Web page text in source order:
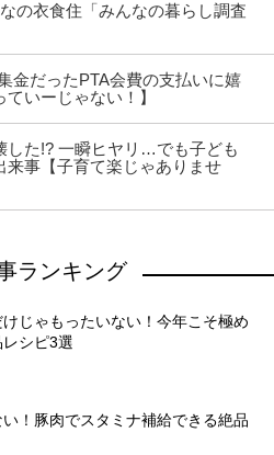
の衣食住「みんなの暮らし調査
金だったPTA会費の支払いに嬉
いーじゃない！】
した!? 一瞬ヒヤリ…でも子ども
事【子育て楽じゃありませ
ランキング
じゃもったいない！今年こそ極め
シピ3選
！豚肉でスタミナ補給できる絶品